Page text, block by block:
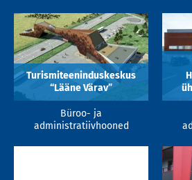
Turismiteeninduskeskus
“Lääne Värav”
Büroo- ja
administratiivhooned